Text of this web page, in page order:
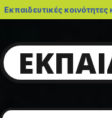
Εκπαιδευτικές κοινότητες